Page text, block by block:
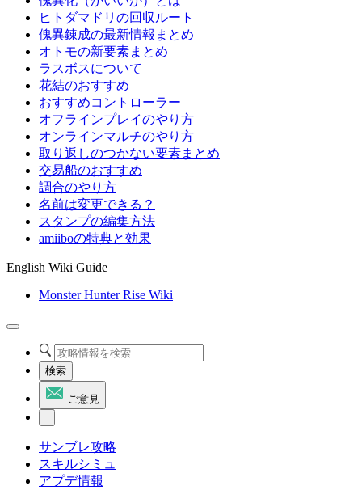
ヒトダマドリの回収ルート
傀異錬成の最新情報まとめ
オトモの新要素まとめ
ラスボスについて
花結のおすすめ
おすすめコントローラー
オフラインプレイのやり方
オンラインマルチのやり方
取り返しのつかない要素まとめ
交易船のおすすめ
調合のやり方
名前は変更できる？
スタンプの編集方法
amiiboの特典と効果
English Wiki Guide
Monster Hunter Rise Wiki
検索
ご意見
サンブレ攻略
スキルシミュ
アプデ情報